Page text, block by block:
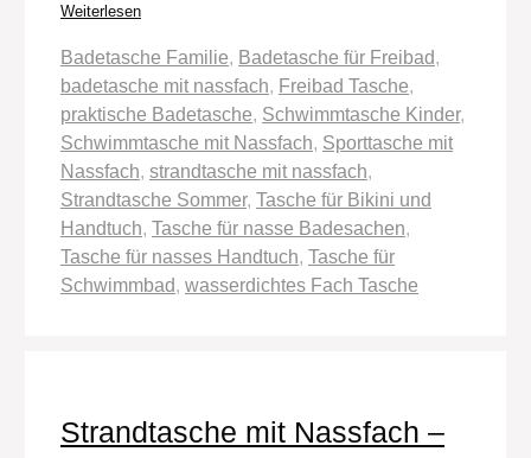
Weiterlesen
Schlagwörter
Badetasche Familie, Badetasche für Freibad,
badetasche mit nassfach, Freibad Tasche,
praktische Badetasche, Schwimmtasche Kinder,
Schwimmtasche mit Nassfach, Sporttasche mit
Nassfach, strandtasche mit nassfach,
Strandtasche Sommer, Tasche für Bikini und
Handtuch, Tasche für nasse Badesachen,
Tasche für nasses Handtuch, Tasche für
Schwimmbad, wasserdichtes Fach Tasche
Strandtasche mit Nassfach –